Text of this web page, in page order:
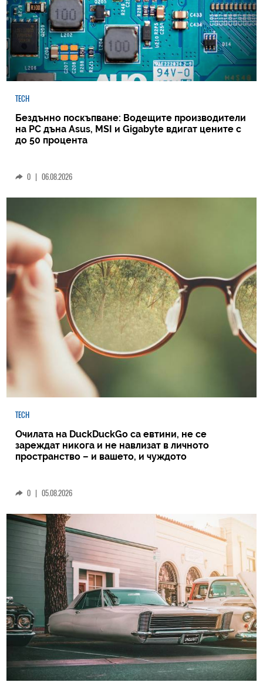
TECH
Бездънно поскъпване: Водещите производители
на РС дъна Asus, MSI и Gigabyte вдигат цените с
до 50 процента
0 | 06.08.2026
TECH
Очилата на DuckDuckGo са евтини, не се
зареждат никога и не навлизат в личното
пространство – и вашето, и чуждото
0 | 05.08.2026